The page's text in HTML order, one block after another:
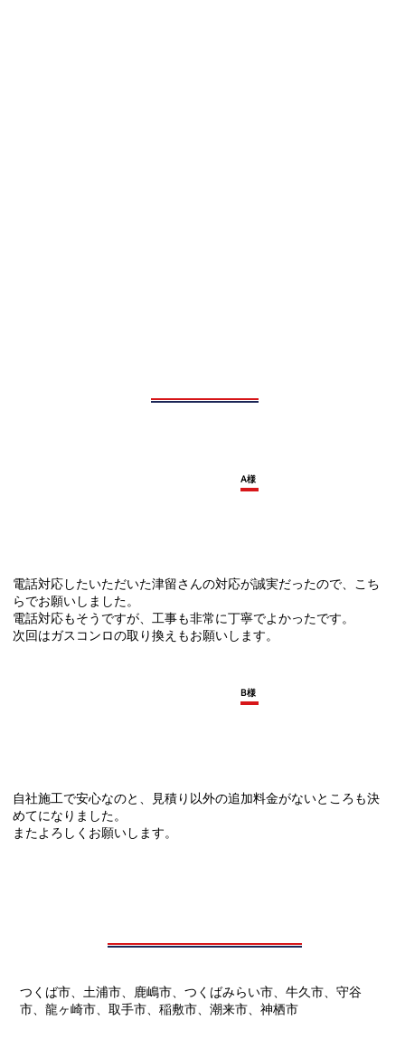
電話対応したいただいた津留さんの対応が誠実だったので、こち
らでお願いしました。
電話対応もそうですが、工事も非常に丁寧でよかったです。
次回はガスコンロの取り換えもお願いします。
A様
自社施工で安心なのと、見積り以外の追加料金がないところも決
めてになりました。
またよろしくお願いします。
B様
つくば市、土浦市、鹿嶋市、つくばみらい市、牛久市、守谷
市、龍ヶ崎市、取手市、稲敷市、潮来市、神栖市